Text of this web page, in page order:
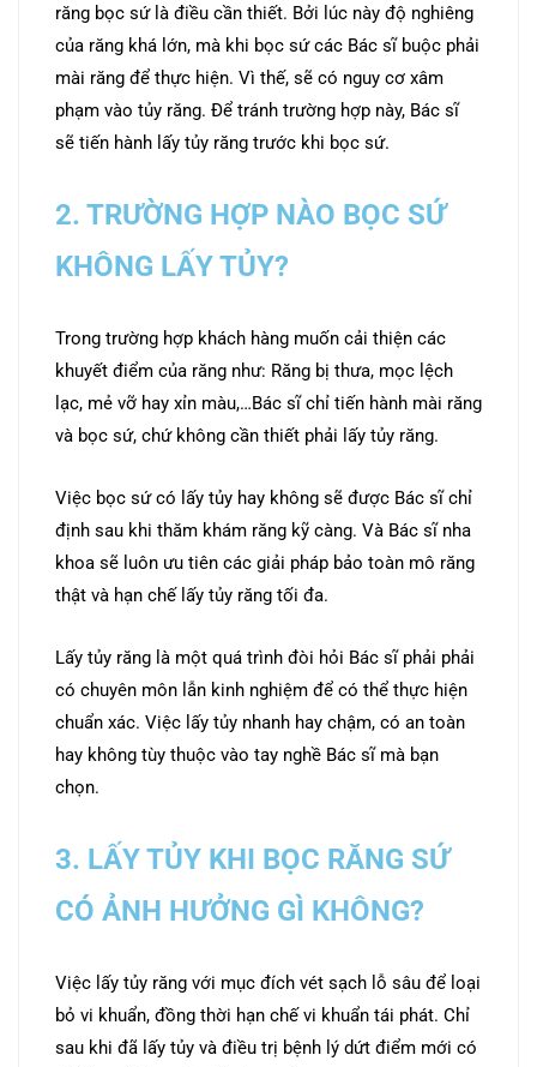
răng bọc sứ là điều cần thiết. Bởi lúc này độ nghiêng
của răng khá lớn, mà khi bọc sứ các Bác sĩ buộc phải
mài răng để thực hiện. Vì thế, sẽ có nguy cơ xâm
phạm vào tủy răng. Để tránh trường hợp này, Bác sĩ
sẽ tiến hành lấy tủy răng trước khi bọc sứ.
2. TRƯỜNG HỢP NÀO BỌC SỨ
KHÔNG LẤY TỦY?
Trong trường hợp khách hàng muốn cải thiện các
khuyết điểm của răng như: Răng bị thưa, mọc lệch
lạc, mẻ vỡ hay xỉn màu,…Bác sĩ chỉ tiến hành mài răng
và bọc sứ, chứ không cần thiết phải lấy tủy răng.
Việc bọc sứ có lấy tủy hay không sẽ được Bác sĩ chỉ
định sau khi thăm khám răng kỹ càng. Và Bác sĩ nha
khoa sẽ luôn ưu tiên các giải pháp bảo toàn mô răng
thật và hạn chế lấy tủy răng tối đa.
Lấy tủy răng là một quá trình đòi hỏi Bác sĩ phải phải
có chuyên môn lẫn kinh nghiệm để có thể thực hiện
chuẩn xác. Việc lấy tủy nhanh hay chậm, có an toàn
hay không tùy thuộc vào tay nghề Bác sĩ mà bạn
chọn.
3. LẤY TỦY KHI BỌC RĂNG SỨ
CÓ ẢNH HƯỞNG GÌ KHÔNG?
Việc lấy tủy răng với mục đích vét sạch lỗ sâu để loại
bỏ vi khuẩn, đồng thời hạn chế vi khuẩn tái phát. Chỉ
sau khi đã lấy tủy và điều trị bệnh lý dứt điểm mới có